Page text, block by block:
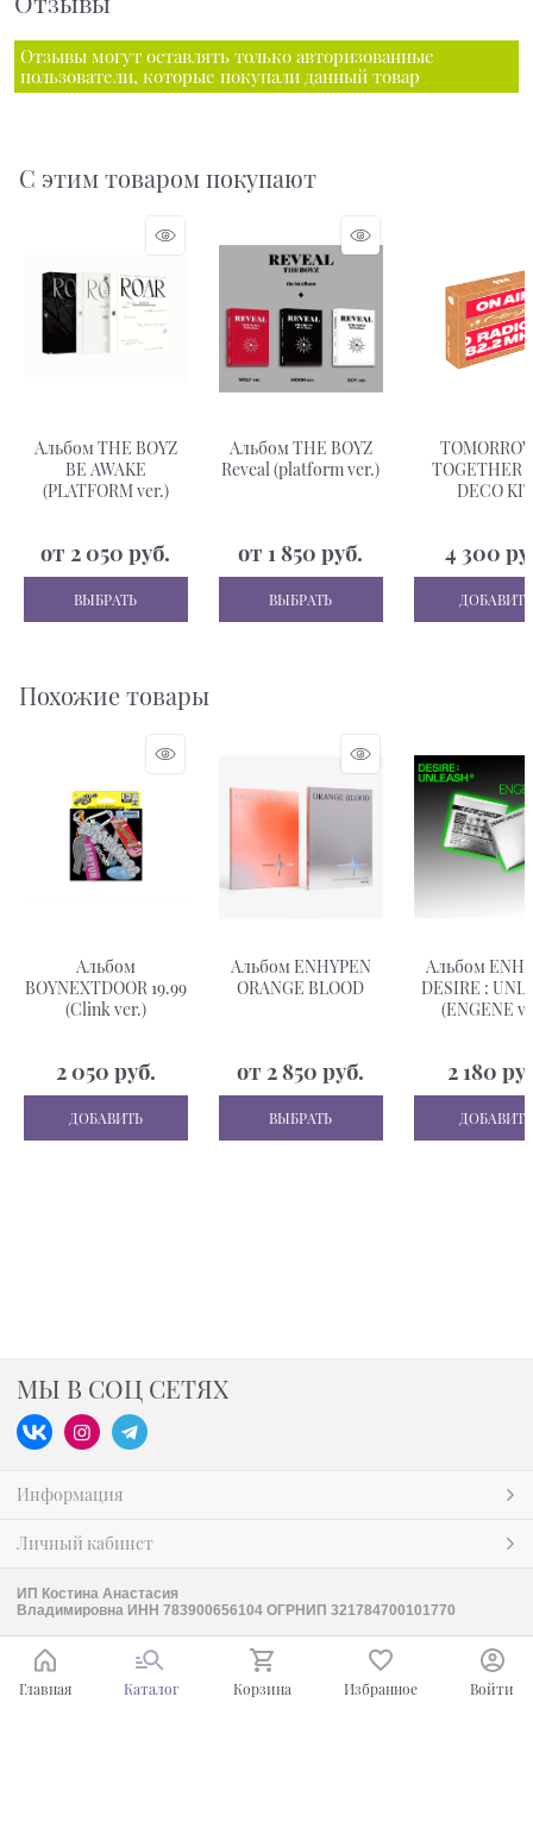
Отзывы могут оставлять только авторизованные
пользователи, которые покупали данный товар
С этим товаром покупают
Альбом THE BOYZ
BE AWAKE
(PLATFORM ver.)
от 2 050 руб.
ВЫБРАТЬ
Альбом THE BOYZ
Reveal (platform ver.)
от1 850 руб.
ВЫБРАТЬ
TOGETHER
DECO
4 300
ДОБАВИТЬ
Похожие товары
Альбом
BOYNEXTDOOR 19.99
(Clink ver.)
2 050 руб.
ДОБАВИТЬ
Альбом ENHYPEN
ORANGE BLOOD
от 2 850 руб.
ВЫБРАТЬ
Альбом
DESIRE :
(ENGENE
2 180
ДОБАВИТЬ
МЫ В СОЦ СЕТЯХ
Информация
Личный кабинет
ИП Костина Анастасия
Владимировна ИНН 783900656104 ОГРНИП 321784700101770
Главная Каталог Корзина Избранное Войти